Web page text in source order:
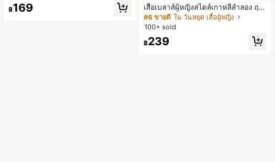
฿169
เสื้อเบลาส์ผู้หญิงสไตล์เกาหลีลำลอง ฤดู
ใบไม้ผลิ/ฤดูร้อนใหม่ ชายระบาย ชิคแล
ะหรูหรา
#6 ขายดี ใน วันหยุด เสื้อผู้หญิง
100+ sold
฿239